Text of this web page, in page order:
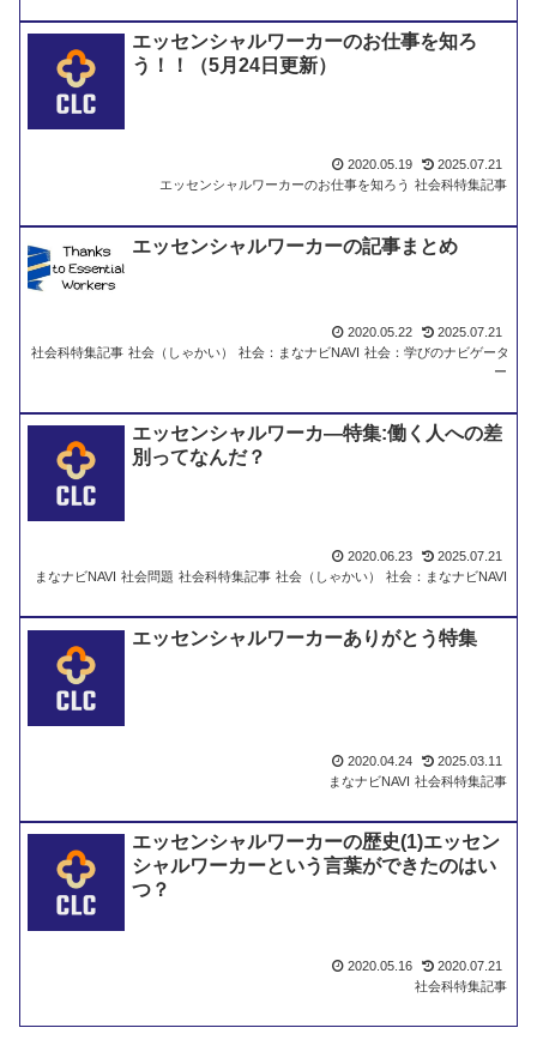
す
エッセンシャルワーカーのお仕事を知ろ
う！！（5月24日更新）
2020.05.19
2025.07.21
エッセンシャルワーカーのお仕事を知ろう 社会科特集記事
エッセンシャルワーカーの記事まとめ
2020.05.22
2025.07.21
社会科特集記事 社会（しゃかい） 社会：まなナビNAVI 社会：学びのナビゲータ
ー
エッセンシャルワーカ―特集:働く人への差
別ってなんだ？
2020.06.23
2025.07.21
まなナビNAVI 社会問題 社会科特集記事 社会（しゃかい） 社会：まなナビNAVI
エッセンシャルワーカーありがとう特集
2020.04.24
2025.03.11
まなナビNAVI 社会科特集記事
エッセンシャルワーカーの歴史(1)エッセン
シャルワーカーという言葉ができたのはい
つ？
2020.05.16
2020.07.21
社会科特集記事